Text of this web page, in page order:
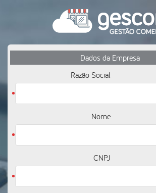
Dados da Empresa
Razão Social
Nome
CNPJ